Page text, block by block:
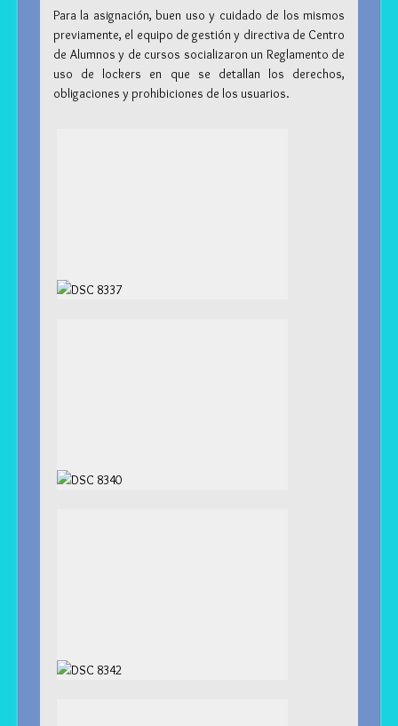
Para la asignación, buen uso y cuidado de los mismos
previamente, el equipo de gestión y directiva de Centro
de Alumnos y de cursos socializaron un Reglamento de
uso de lockers en que se detallan los derechos,
obligaciones y prohibiciones de los usuarios.